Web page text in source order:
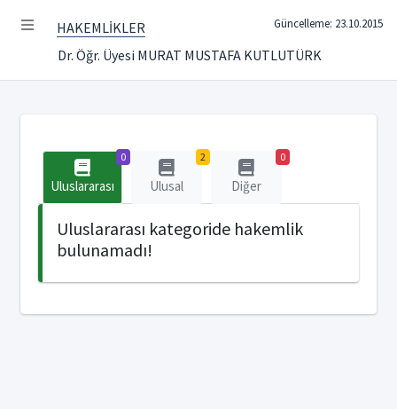
HAKEMLİKLER
Dr. Öğr. Üyesi MURAT MUSTAFA KUTLUTÜRK
Güncelleme: 23.10.2015
0
Uluslararası
2
Ulusal
0
Diğer
Uluslararası kategoride hakemlik
bulunamadı!